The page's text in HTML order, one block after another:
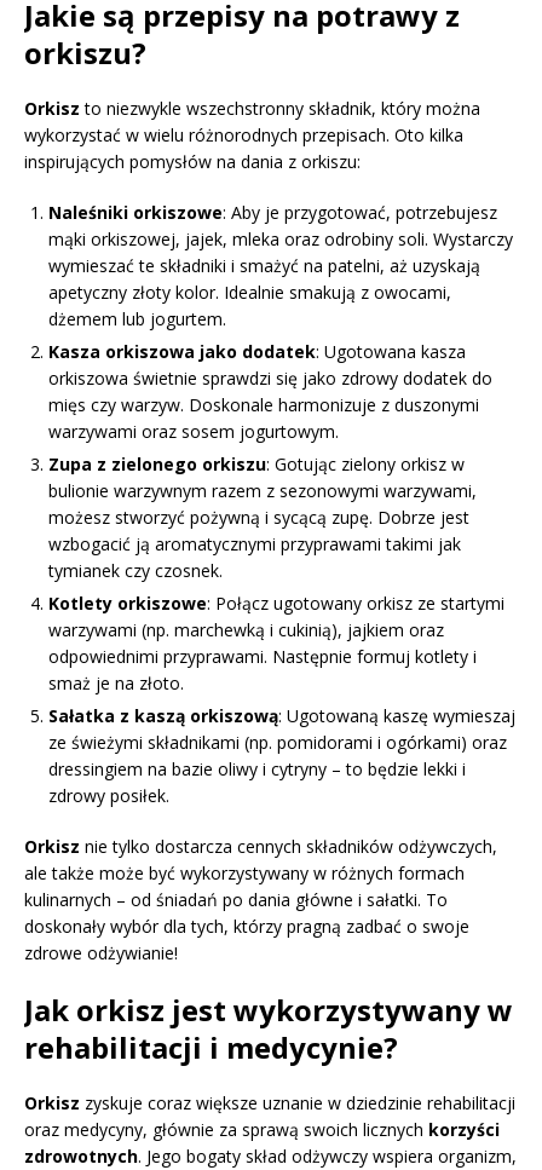
Jakie są przepisy na potrawy z
orkiszu?
Orkisz to niezwykle wszechstronny składnik, który można
wykorzystać w wielu różnorodnych przepisach. Oto kilka
inspirujących pomysłów na dania z orkiszu:
Naleśniki orkiszowe: Aby je przygotować, potrzebujesz
mąki orkiszowej, jajek, mleka oraz odrobiny soli. Wystarczy
wymieszać te składniki i smażyć na patelni, aż uzyskają
apetyczny złoty kolor. Idealnie smakują z owocami,
dżemem lub jogurtem.
Kasza orkiszowa jako dodatek: Ugotowana kasza
orkiszowa świetnie sprawdzi się jako zdrowy dodatek do
mięs czy warzyw. Doskonale harmonizuje z duszonymi
warzywami oraz sosem jogurtowym.
Zupa z zielonego orkiszu: Gotując zielony orkisz w
bulionie warzywnym razem z sezonowymi warzywami,
możesz stworzyć pożywną i sycącą zupę. Dobrze jest
wzbogacić ją aromatycznymi przyprawami takimi jak
tymianek czy czosnek.
Kotlety orkiszowe: Połącz ugotowany orkisz ze startymi
warzywami (np. marchewką i cukinią), jajkiem oraz
odpowiednimi przyprawami. Następnie formuj kotlety i
smaż je na złoto.
Sałatka z kaszą orkiszową: Ugotowaną kaszę wymieszaj
ze świeżymi składnikami (np. pomidorami i ogórkami) oraz
dressingiem na bazie oliwy i cytryny – to będzie lekki i
zdrowy posiłek.
Orkisz nie tylko dostarcza cennych składników odżywczych,
ale także może być wykorzystywany w różnych formach
kulinarnych – od śniadań po dania główne i sałatki. To
doskonały wybór dla tych, którzy pragną zadbać o swoje
zdrowe odżywianie!
Jak orkisz jest wykorzystywany w
rehabilitacji i medycynie?
Orkisz zyskuje coraz większe uznanie w dziedzinie rehabilitacji
oraz medycyny, głównie za sprawą swoich licznych korzyści
zdrowotnych. Jego bogaty skład odżywczy wspiera organizm,